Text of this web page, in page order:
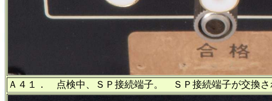
Ａ４１． 点検中、ＳＰ接続端子。 ＳＰ接続端子が交換さ